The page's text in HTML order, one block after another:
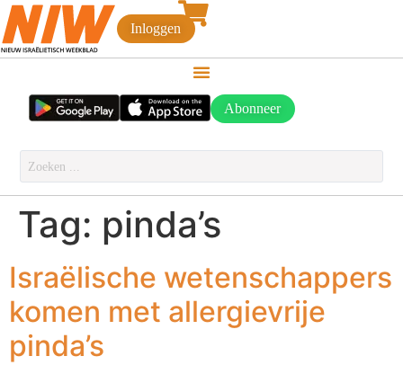
Inloggen
Abonneer
Tag: pinda’s
Israëlische wetenschappers
komen met allergievrije
pinda’s